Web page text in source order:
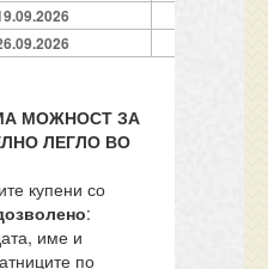
МОЖНОСТ ЗА
ЛЕГЛО ВО
купени со
:
име и
по